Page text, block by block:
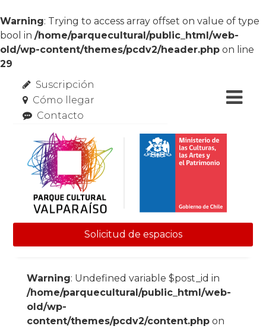
Warning: Trying to access array offset on value of type
bool in /home/parquecultural/public_html/web-
old/wp-content/themes/pcdv2/header.php on line
29
Suscripción
Cómo llegar
Contacto
Solicitud de espacios
Warning: Undefined variable $post_id in
/home/parquecultural/public_html/web-
old/wp-
content/themes/pcdv2/content.phpon